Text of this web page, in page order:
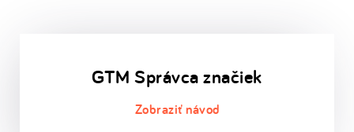
GTM Správca značiek